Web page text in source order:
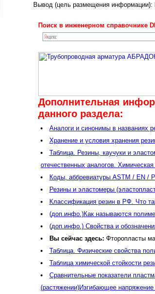
Вывод (цель размещения информации):
Поиск в инженерном справочнике
Дополнительная
данного раздела:
Аналоги и синонимы в названиях
Хранение и условия хранения
Таблица. Резины, каучуки и
отечественных аналогов. Химическая
Коды, аббревиатуры ASTM / EN /
Резины и эластомеры
Классификация резин в РФ. Что
(доп.инфо.)Как называются
(доп.инфо.) Свойства и
Вы сейчас здесь: Фторопласты
Таблица. Физические свойства
Таблица химической стойкости
Сравнительные показатели
(растяжении)Изгибающее